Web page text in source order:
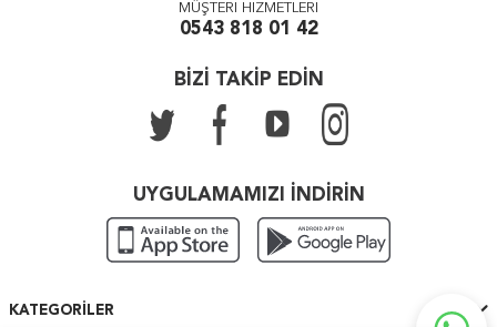
MÜŞTERİ HİZMETLERİ
0543 818 01 42
BİZİ TAKİP EDİN
UYGULAMAMIZI İNDİRİN
KATEGORILER